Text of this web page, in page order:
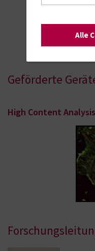
Geförderte
High Content
Alle